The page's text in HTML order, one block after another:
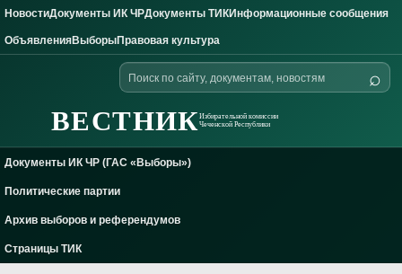
Skip to content
НовостиДокументы ИК ЧРДокументы ТИКИнформационные сообщения
ОбъявленияВыборыПравовая культура
ВЕСТНИКИзбирательной комиссии
Чеченской Республики
Поиск
по
⌕
Документы ИК ЧР (ГАС «Выборы»)
Политические партии
Архив выборов и референдумов
Страницы ТИК